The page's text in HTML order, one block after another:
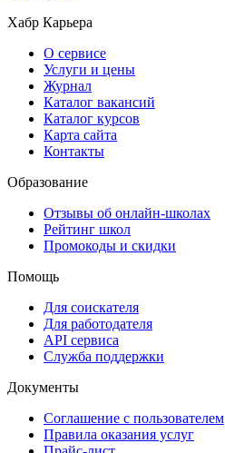
Хабр Карьера
О сервисе
Услуги и цены
Журнал
Каталог вакансий
Каталог курсов
Карта сайта
Контакты
Образование
Отзывы об онлайн-школах
Рейтинг школ
Промокоды и скидки
Помощь
Для соискателя
Для работодателя
API сервиса
Служба поддержки
Документы
Соглашение с пользователем
Правила оказания услуг